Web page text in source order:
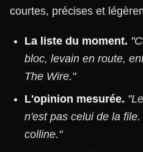
courtes, précises et
La liste du moment.
bloc, levain en route,
The Wire."
L'opinion mesurée.
n'est pas celui de la
colline."